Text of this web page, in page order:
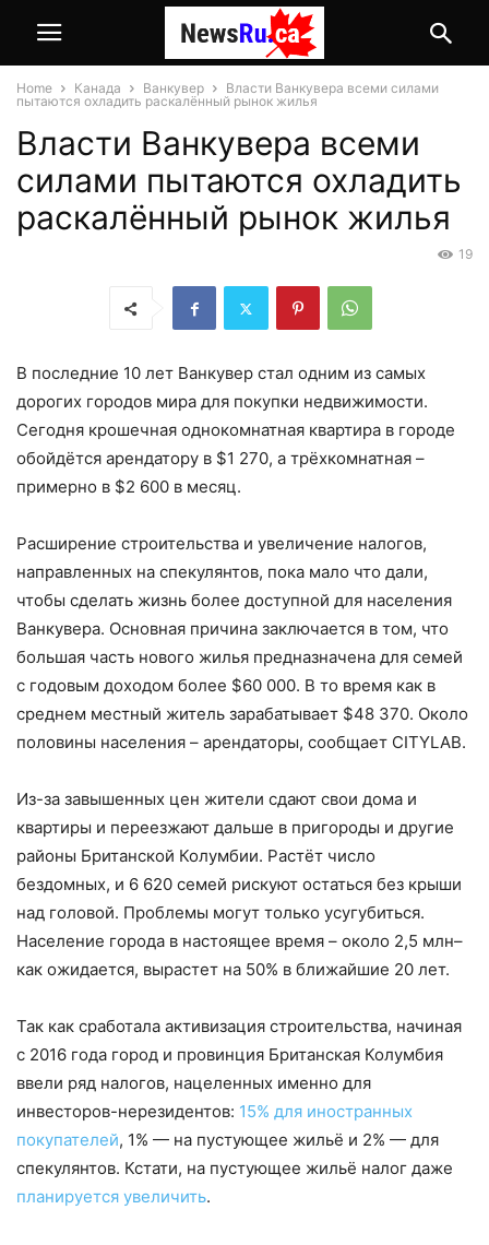
Home Канада Ванкувер
Власти Ванкувера всеми силами
пытаются охладить раскалённый рынок жилья
Власти Ванкувера всеми
силами пытаются охладить
раскалённый рынок жилья
19
В последние 10 лет Ванкувер стал одним из самых
дорогих городов мира для покупки недвижимости.
Сегодня крошечная однокомнатная квартира в городе
обойдётся арендатору в $1 270, а трёхкомнатная –
примерно в $2 600 в месяц.
Расширение строительства и увеличение налогов,
направленных на спекулянтов, пока мало что дали,
чтобы сделать жизнь более доступной для населения
Ванкувера. Основная причина заключается в том, что
большая часть нового жилья предназначена для семей
с годовым доходом более $60 000. В то время как в
среднем местный житель зарабатывает $48 370. Около
половины населения – арендаторы, сообщает CITYLAB.
Из-за завышенных цен жители сдают свои дома и
квартиры и переезжают дальше в пригороды и другие
районы Британской Колумбии. Растёт число
бездомных, и 6 620 семей рискуют остаться без крыши
над головой. Проблемы могут только усугубиться.
Население города в настоящее время – около 2,5 млн–
как ожидается, вырастет на 50% в ближайшие 20 лет.
Так как сработала активизация строительства, начиная
с 2016 года город и провинция Британская Колумбия
ввели ряд налогов, нацеленных именно для
инвесторов-нерезидентов: 15% для иностранных
покупателей, 1% — на пустующее жильё и 2% — для
спекулянтов. Кстати, на пустующее жильё налог даже
планируется увеличить.